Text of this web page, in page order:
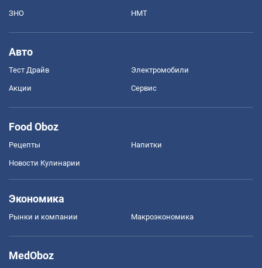
ЗНО НМТ
Авто
Тест Драйв Электромобили
Акции Сервис
Food Oboz
Рецепты Напитки
Новости Кулинарии
Экономика
Рынки и компании Mакроэкономика
MedOboz